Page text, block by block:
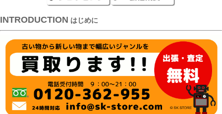
INTRODUCTION はじめに